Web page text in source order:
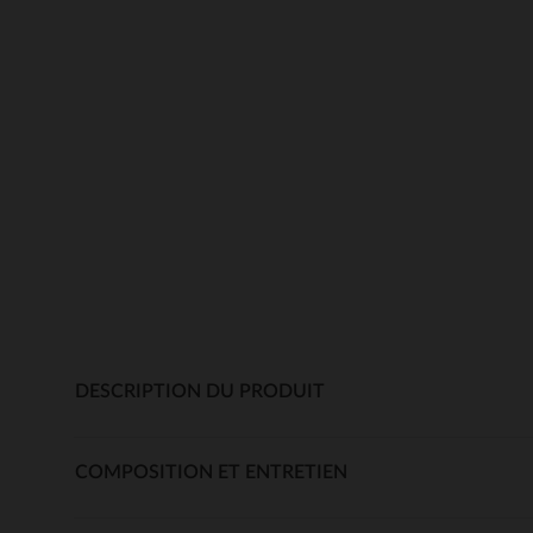
DESCRIPTION DU PRODUIT
COMPOSITION ET ENTRETIEN